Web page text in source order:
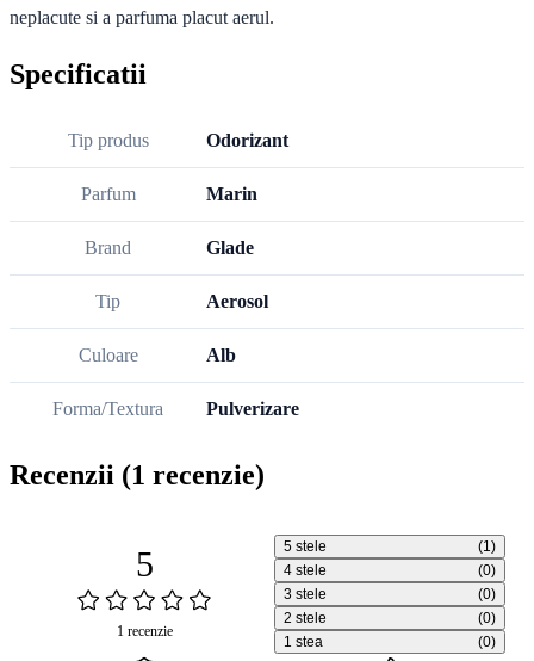
neplacute si a parfuma placut aerul.
Specificatii
Tip produs Odorizant
Parfum Marin
Brand Glade
Tip Aerosol
Culoare Alb
Forma/Textura Pulverizare
Recenzii (1 recenzie)
5
1 recenzie
5 stele
(1)
4 stele
(0)
3 stele
(0)
2 stele
(0)
1 stea
(0)